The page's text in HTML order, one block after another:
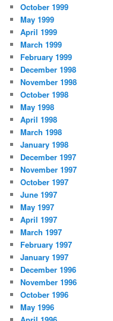
October 1999
May 1999
April 1999
March 1999
February 1999
December 1998
November 1998
October 1998
May 1998
April 1998
March 1998
January 1998
December 1997
November 1997
October 1997
June 1997
May 1997
April 1997
March 1997
February 1997
January 1997
December 1996
November 1996
October 1996
May 1996